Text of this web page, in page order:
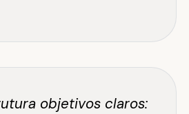
objetivos claros: